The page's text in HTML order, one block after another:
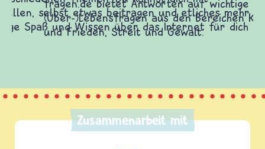
fragen.de bietet Antworten auf wichtige
(Über-)Lebensfragen aus den Bereichen Krieg
und Frieden, Streit und Gewalt.
Zusammenarbeit mit